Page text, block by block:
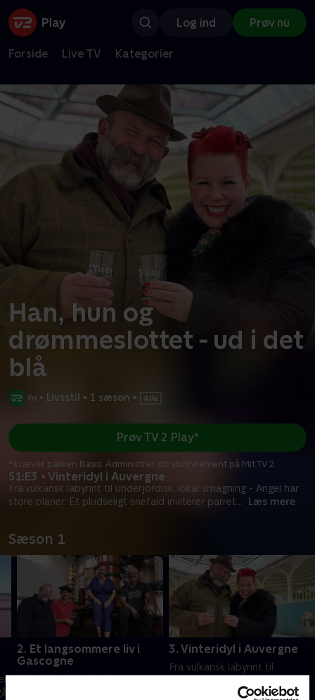
Log ind Prøv nu
Forside Live TV Kategorier
Han, hun og
drømmeslottet - ud i det
blå
• Livsstil • 1 sæson •
S1:E3 • Vinteridyl i Auvergne
Fra vulkansk labyrint til underjordisk, lokal smagning - Angel har
store planer. Et pludseligt snefald inviterer parret... Læs mere
Prøv TV 2 Play*
*Kræver pakken Basis. Administrer dit abonnement på Mit TV 2.
Sæson 1
2. Et langsommere liv i
Gascogne
I den historiske by Lectoure
3. Vinteridyl i Auvergne
Fra vulkansk labyrint til
Angel har store planer. Et